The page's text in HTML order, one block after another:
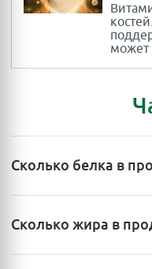
может
Сколько белка в
Сколько жира в